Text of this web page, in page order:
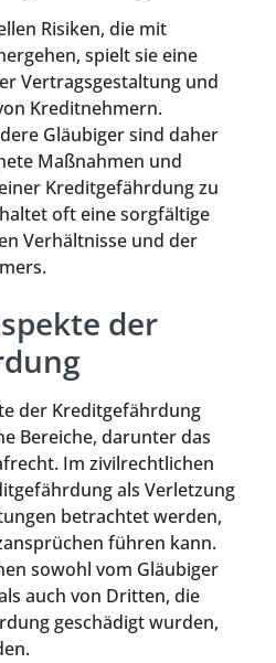
Risiken, die mit
spielt sie eine
Vertragsgestaltung und
Kreditnehmern.
Gläubiger sind daher
Maßnahmen und
Kreditgefährdung zu
oft eine sorgfältige
Verhältnisse und der
der
der Kreditgefährdung
Bereiche, darunter das
Im zivilrechtlichen
als Verletzung
betrachtet werden,
führen kann.
sowohl vom Gläubiger
auch von Dritten, die
geschädigt wurden,